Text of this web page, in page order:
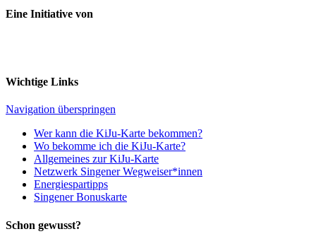
Eine Initiative von
Wichtige Links
Navigation überspringen
Wer kann die KiJu-Karte bekommen?
Wo bekomme ich die KiJu-Karte?
Allgemeines zur KiJu-Karte
Netzwerk Singener Wegweiser*innen
Energiespartipps
Singener Bonuskarte
Schon gewusst?